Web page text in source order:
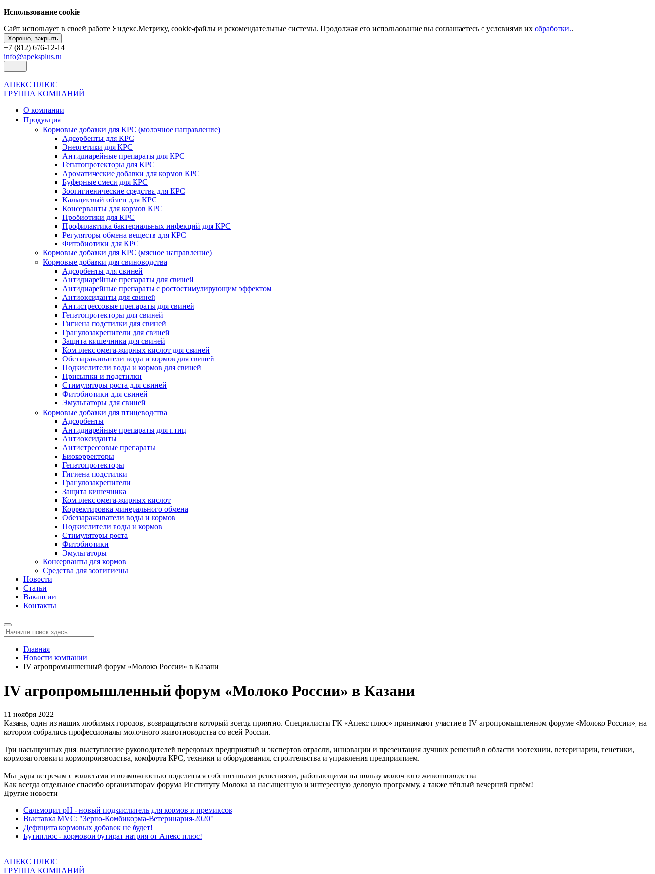
Использование cookie
Сайт использует в своей работе Яндекс.Метрику, cookie-файлы и рекомендательные системы. Продолжая его использование вы соглашаетесь с условиями их обработки..
Хорошо, закрыть
+7 (812) 676-12-14
info@apeksplus.ru
АПЕКС ПЛЮС
ГРУППА КОМПАНИЙ
О компании
Продукция
Кормовые добавки для КРС (молочное направление)
Адсорбенты для КРС
Энергетики для КРС
Антидиарейные препараты для КРС
Гепатопротекторы для КРС
Ароматические добавки для кормов КРС
Буферные смеси для КРС
Зоогигиенические средства для КРС
Кальциевый обмен для КРС
Консерванты для кормов КРС
Пробиотики для КРС
Профилактика бактериальных инфекций для КРС
Регуляторы обмена веществ для КРС
Фитобиотики для КРС
Кормовые добавки для КРС (мясное направление)
Кормовые добавки для свиноводства
Адсорбенты для свиней
Антидиарейные препараты для свиней
Антидиарейные препараты с ростостимулирующим эффектом
Антиоксиданты для свиней
Антистрессовые препараты для свиней
Гепатопротекторы для свиней
Гигиена подстилки для свиней
Гранулозакрепители для свиней
Защита кишечника для свиней
Комплекс омега-жирных кислот для свиней
Обеззараживатели воды и кормов для свиней
Подкислители воды и кормов для свиней
Присыпки и подстилки
Стимуляторы роста для свиней
Фитобиотики для свиней
Эмульгаторы для свиней
Кормовые добавки для птицеводства
Адсорбенты
Антидиарейные препараты для птиц
Антиоксиданты
Антистрессовые препараты
Биокорректоры
Гепатопротекторы
Гигиена подстилки
Гранулозакрепители
Защита кишечника
Комплекс омега-жирных кислот
Корректировка минерального обмена
Обеззараживатели воды и кормов
Подкислители воды и кормов
Стимуляторы роста
Фитобиотики
Эмульгаторы
Консерванты для кормов
Средства для зоогигиены
Новости
Статьи
Вакансии
Контакты
Главная
Новости компании
IV агропромышленный форум «Молоко России» в Казани
IV агропромышленный форум «Молоко России» в Казани
11 ноября 2022
Казань, один из наших любимых городов, возвращаться в который всегда приятно. Специалисты ГК «Апекс плюс» принимают участие в IV агропромышленном форуме «Молоко России», на
котором собрались профессионалы молочного животноводства со всей России.
Три насыщенных дня: выступление руководителей передовых предприятий и экспертов отрасли, инновации и презентация лучших решений в области зоотехнии, ветеринарии, генетики,
кормозаготовки и кормопроизводства, комфорта КРС, техники и оборудования, строительства и управления предприятием.
Мы рады встречам с коллегами и возможностью поделиться собственными решениями, работающими на пользу молочного животноводства
Как всегда отдельное спасибо организаторам форума Институту Молока за насыщенную и интересную деловую программу, а также тёплый вечерний приём!
Другие новости
Сальмоцил pH - новый подкислитель для кормов и премиксов
Выставка MVC: "Зерно-Комбикорма-Ветеринария-2020"
Дефицита кормовых добавок не будет!
Бутиплюс - кормовой бутират натрия от Апекс плюс!
АПЕКС ПЛЮС
ГРУППА КОМПАНИЙ